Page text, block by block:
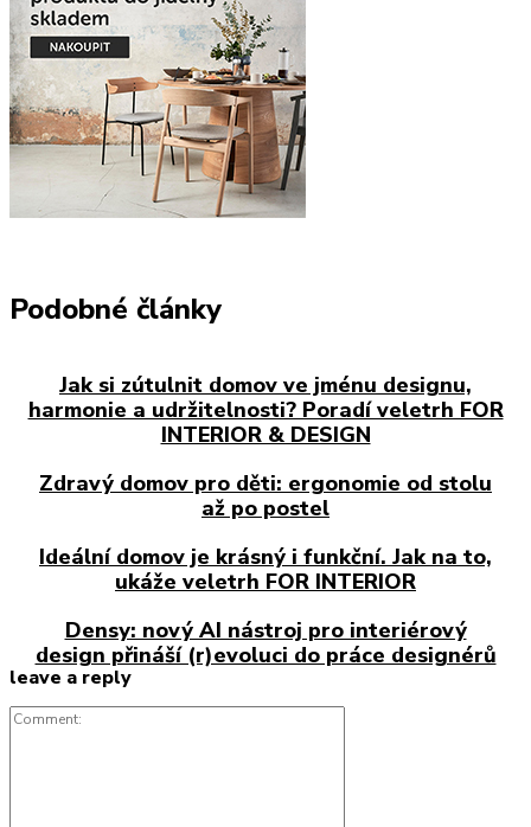
Podobné články
Jak si zútulnit domov ve jménu designu,
harmonie a udržitelnosti? Poradí veletrh FOR
INTERIOR & DESIGN
Zdravý domov pro děti: ergonomie od stolu
až po postel
Ideální domov je krásný i funkční. Jak na to,
ukáže veletrh FOR INTERIOR
Densy: nový AI nástroj pro interiérový
design přináší (r)evoluci do práce designérů
leave a reply